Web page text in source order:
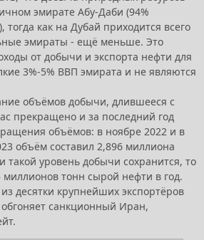
эмирате Абу-Даби (94%
тогда как на Дубай приходится всего
эмираты - ещё меньше. Это
от добычи и экспорта нефти для
3%-5% ВВП эмирата и не являются
объёмов добычи, длившееся с
прекращено и за последний год
объёмов: в ноябре 2022 и в
объём составил 2,896 миллиона
такой уровень добычи сохранится, то
миллионов тонн сырой нефти в год.
десятки крупнейших экспортёров
санкционный Иран,